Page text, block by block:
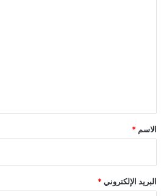
*
الاسم *
البريد الإلكتروني *